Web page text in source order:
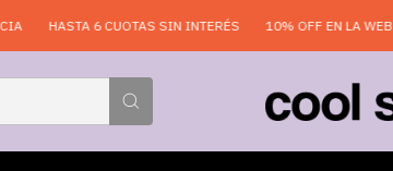
HASTA 6 CUOTAS SIN INTERÉS 10% OFF EN LA WEB